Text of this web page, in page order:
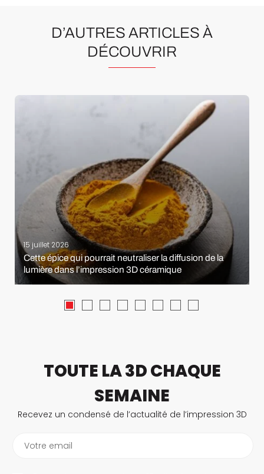
D’AUTRES ARTICLES À
DÉCOUVRIR
15 juillet 2026
Cette épice qui pourrait neutraliser la diffusion de la
lumière dans l’impression 3D céramique
TOUTE LA 3D CHAQUE
SEMAINE
Recevez un condensé de l’actualité de l’impression 3D
Votre email